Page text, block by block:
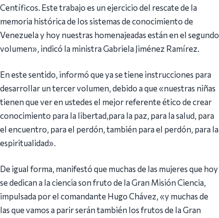
Centíficos. Este trabajo es un ejercicio del rescate de la
memoria histórica de los sistemas de conocimiento de
Venezuela y hoy nuestras homenajeadas están en el segundo
volumen», indicó la ministra Gabriela Jiménez Ramírez.
En este sentido, informó que ya se tiene instrucciones para
desarrollar un tercer volumen, debido a que «nuestras niñas
tienen que ver en ustedes el mejor referente ético de crear
conocimiento para la libertad,para la paz, para la salud, para
el encuentro, para el perdón, también para el perdón, para la
espiritualidad».
De igual forma, manifestó que muchas de las mujeres que hoy
se dedican a la ciencia son fruto de la Gran Misión Ciencia,
impulsada por el comandante Hugo Chávez, «y muchas de
las que vamos a parir serán también los frutos de la Gran